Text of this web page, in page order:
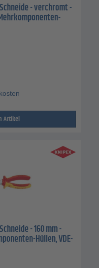
- verchromt -
Artikel
- 160 mm -
Hüllen, VDE-